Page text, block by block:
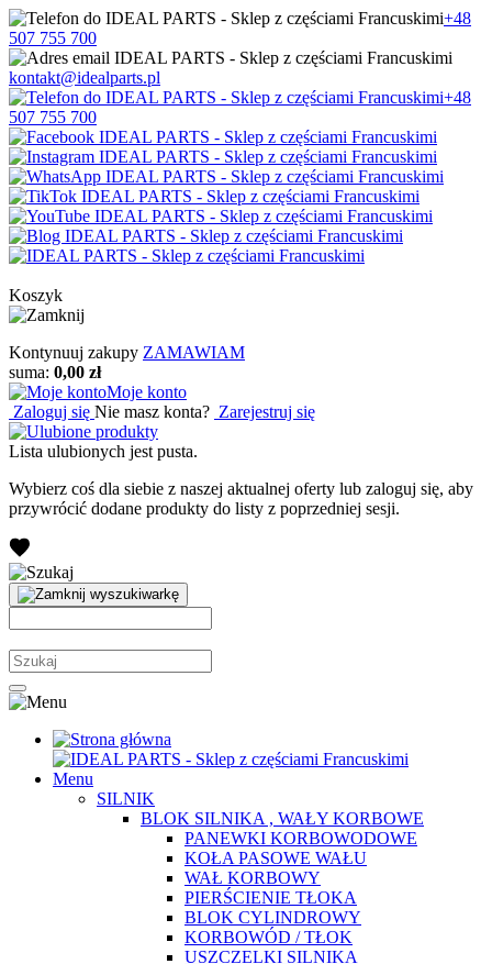
+48
507 755 700
kontakt@idealparts.pl
+48
507 755 700
Koszyk
Kontynuuj zakupy ZAMAWIAM
suma: 0,00 zł
Moje konto
Zaloguj się Nie masz konta? Zarejestruj się
Lista ulubionych jest pusta.
Wybierz coś dla siebie z naszej aktualnej oferty lub zaloguj się, aby
przywrócić dodane produkty do listy z poprzedniej sesji.
Menu
SILNIK
BLOK SILNIKA , WAŁY KORBOWE
PANEWKI KORBOWODOWE
KOŁA PASOWE WAŁU
WAŁ KORBOWY
PIERŚCIENIE TŁOKA
BLOK CYLINDROWY
KORBOWÓD / TŁOK
USZCZELKI SILNIKA